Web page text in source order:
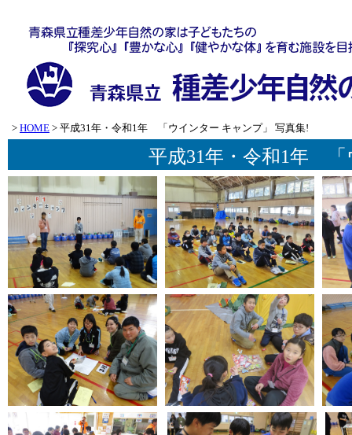
> HOME > 平成31年・令和1年 「ウインター キャンプ」 写真集!
平成31年・令和1年